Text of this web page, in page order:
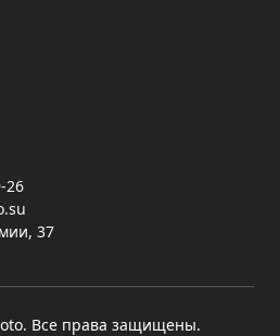
26
37
Все права защищены.